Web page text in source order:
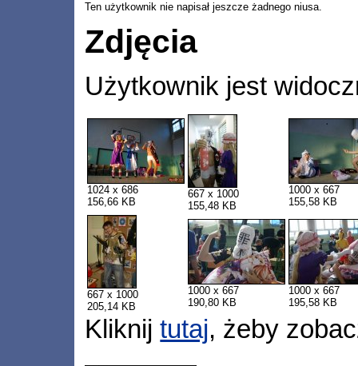
Ten użytkownik nie napisał jeszcze żadnego niusa.
Zdjęcia
Użytkownik jest
1024 x 686
156,66 KB
667 x 1000
155,48 KB
1000 x 667
155,58 KB
667 x 1000
205,14 KB
1000 x 667
190,80 KB
1000 x 667
195,58 KB
Kliknijtutaj, żeby